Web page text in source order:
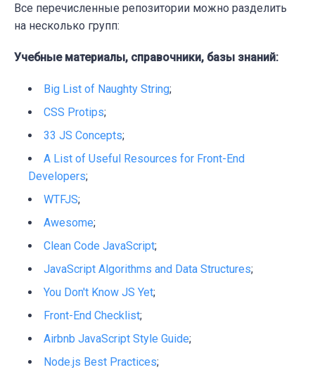
Все перечисленные репозитории можно разделить
на несколько групп:
Учебные материалы, справочники, базы знаний:
Big List of Naughty String;
CSS Protips;
33 JS Concepts;
A List of Useful Resources for Front-End
Developers;
WTFJS;
Awesome;
Clean Code JavaScript;
JavaScript Algorithms and Data Structures;
You Don't Know JS Yet;
Front-End Checklist;
Airbnb JavaScript Style Guide;
Node.js Best Practices;